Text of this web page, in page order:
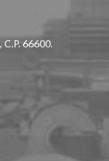
66600.